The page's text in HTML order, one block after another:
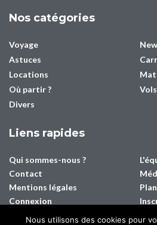
Nos catégories
Voyage
Astuces
Locations
Où partir ?
Vols
Divers
Liens rapides
Qui sommes-nous ?
Contact
Mentions légales
Connexion
Nous utilisons des cookies pour